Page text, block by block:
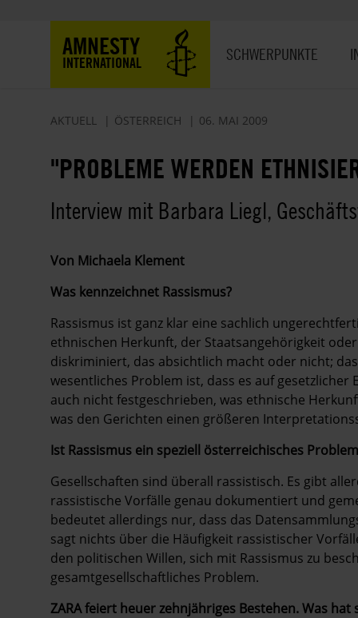
AMNESTY
INTERNATIONAL SCHWERPUNKTE
AKTUELL ÖSTERREICH 06. MAI 2009
"PROBLEME WERDEN
Interview mit Barbara Liegl,
Von Michaela Klement
Was kennzeichnet Rassismus?
Rassismus ist ganz klar eine sachlich
ethnischen Herkunft, der Staatsangehörigkeit
diskriminiert, das absichtlich macht oder nicht;
wesentliches Problem ist, dass es auf gesetzlicher
auch nicht festgeschrieben, was ethnische
was den Gerichten einen größeren
Ist Rassismus ein speziell österreichisches
Gesellschaften sind überall rassistisch. Es gibt
rassistische Vorfälle genau dokumentiert und
bedeutet allerdings nur, dass das
sagt nichts über die Häufigkeit rassistischer
den politischen Willen, sich mit Rassismus zu
gesamtgesellschaftliches Problem.
ZARA feiert heuer zehnjähriges Bestehen. Was